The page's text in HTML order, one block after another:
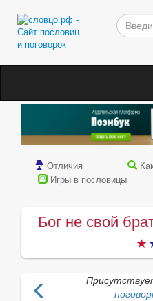
Отличия
Игры в пословицы
Бог не свой